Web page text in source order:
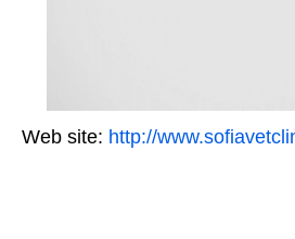
Web site: http://